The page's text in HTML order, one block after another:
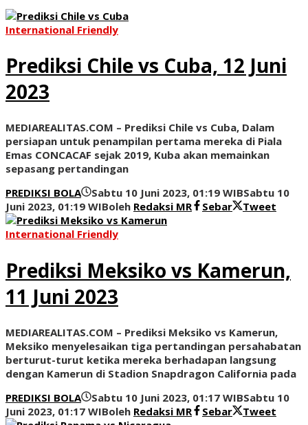
International Friendly
Prediksi Chile vs Cuba, 12 Juni
2023
MEDIAREALITAS.COM – Prediksi Chile vs Cuba, Dalam
persiapan untuk penampilan pertama mereka di Piala
Emas CONCACAF sejak 2019, Kuba akan memainkan
sepasang pertandingan
PREDIKSI BOLA
Sabtu 10 Juni 2023, 01:19 WIBSabtu 10
Juni 2023, 01:19 WIBoleh Redaksi MR Sebar
Tweet
International Friendly
Prediksi Meksiko vs Kamerun,
11 Juni 2023
MEDIAREALITAS.COM – Prediksi Meksiko vs Kamerun,
Meksiko menyelesaikan tiga pertandingan persahabatan
berturut-turut ketika mereka berhadapan langsung
dengan Kamerun di Stadion Snapdragon California pada
PREDIKSI BOLA
Sabtu 10 Juni 2023, 01:17 WIBSabtu 10
Juni 2023, 01:17 WIBoleh Redaksi MR Sebar
Tweet